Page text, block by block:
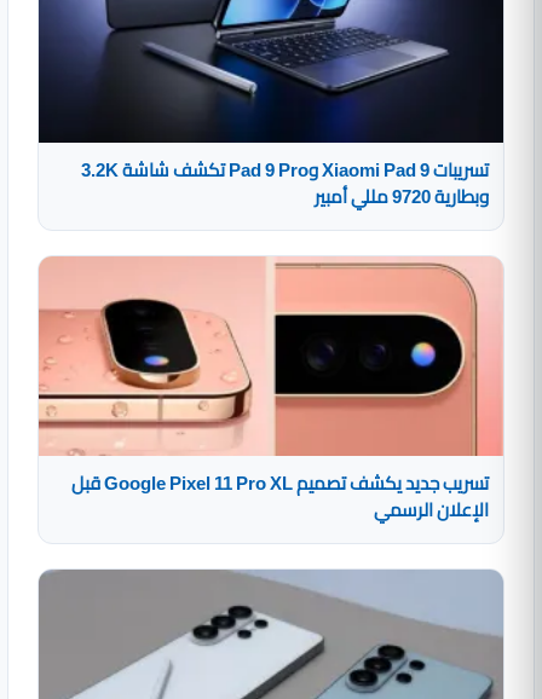
تسريبات Xiaomi Pad 9 وPad 9 Pro تكشف شاشة 3.2K
وبطارية 9720 مللي أمبير
تسريب جديد يكشف تصميم Google Pixel 11 Pro XL قبل
الإعلان الرسمي